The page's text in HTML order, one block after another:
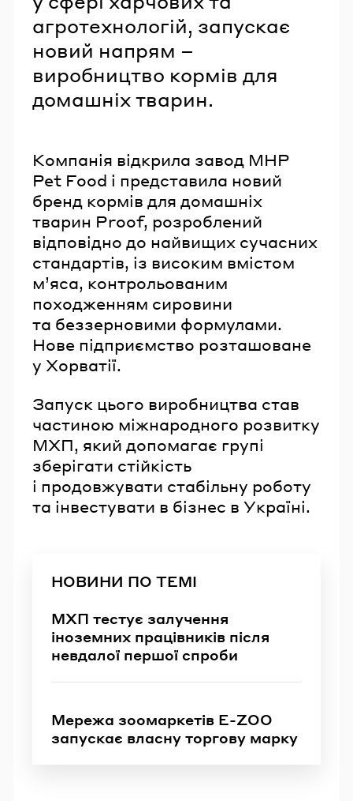
агротехнологій, запускає
новий напрям –
виробництво кормів для
домашніх тварин.
Компанія відкрила завод MHP
Pet Food і представила новий
бренд кормів для домашніх
тварин Proof, розроблений
відповідно до найвищих сучасних
стандартів, із високим вмістом
м’яса, контрольованим
походженням сировини
та беззерновими формулами.
Нове підприємство розташоване
у Хорватії.
Запуск цього виробництва став
частиною міжнародного розвитку
МХП, який допомагає групі
зберігати стійкість
і продовжувати стабільну роботу
та інвестувати в бізнес в Україні.
НОВИНИ ПО ТЕМІ
МХП тестує залучення
іноземних працівників після
невдалої першої спроби
Мережа зоомаркетів E-ZOO
запускає власну торгову марку